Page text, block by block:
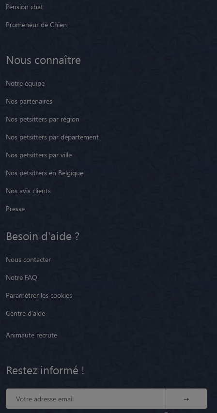
Pension chat
Promeneur de Chien
Nous connaître
Notre équipe
Nos partenaires
Nos petsitters par région
Nos petsitters par département
Nos petsitters par ville
Nos petsitters en Belgique
Nos avis clients
Presse
Besoin d'aide ?
Nous contacter
Notre FAQ
Paramétrer les cookies
Centre d'aide
Animaute recrute
Restez informé !